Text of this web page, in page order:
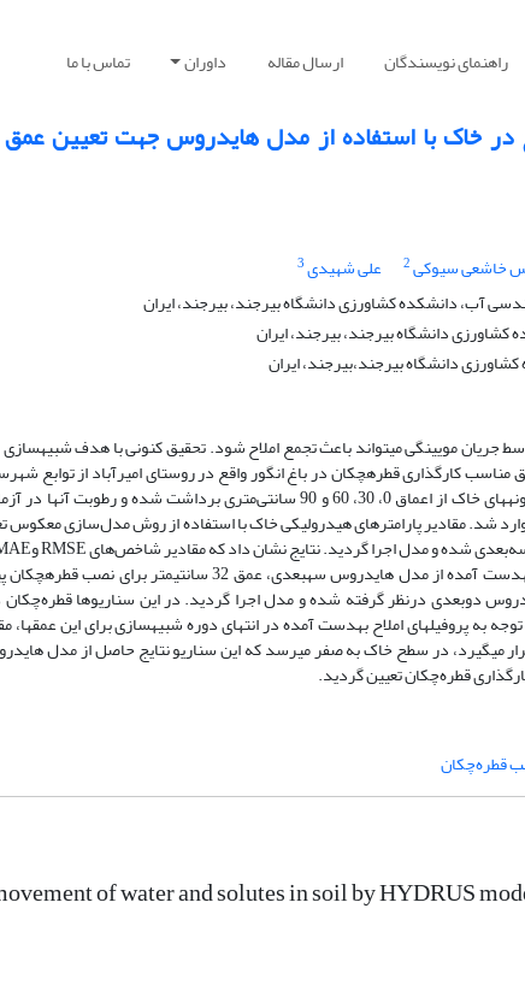
راهنمای نویسندگان ارسال مقاله داوران تماس با ما
خاک با استفاده از مدل هایدروس جهت تعیین عمق
خاشعی سیوکی2 علی شهیدی3
آب، دانشکده کشاورزی دانشگاه بیرجند، بیرجند، ایران
دانشگاه بیرجند، بیرجند، ایران
دانشگاه بیرجند،بیرجند، ایران
جریان مویینگی می­تواند باعث تجمع املاح شود. تحقیق کنونی با هدف
کارگذاری قطره­چکان در باغ انگور واقع در روستای امیرآباد از توابع
1394 انجام شد. در فاصله بین سه دور آبیاری نمونه­های خاک از اعماق 0، 30، 60 و 90 سانتی‌متری
درصد بوده و با توجه به پروفیل رطوبت و املاح به­دست آمده از مدل هایدروس سه­بعدی،
به پروفیل­های املاح به­دست آمده در انتهای دوره شبیه­سازی برای این عمق­ها،
25 سانتی­متری خاک قرار می­گیرد، در سطح خاک به صفر می­رسد که این سناریو نتایج حاصل از مدل
قطره‌چکان
of water and solutes in soil by HYDRUS